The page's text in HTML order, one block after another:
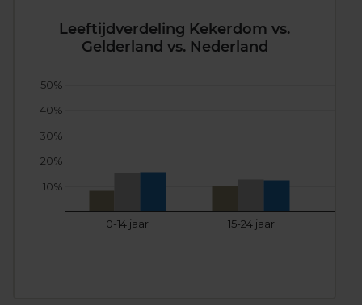
Leeftijdverdeling Kekerdom vs.
Gelderland vs. Nederland
0-14 jaar 15-24 jaar
10%
20%
30%
40%
50%